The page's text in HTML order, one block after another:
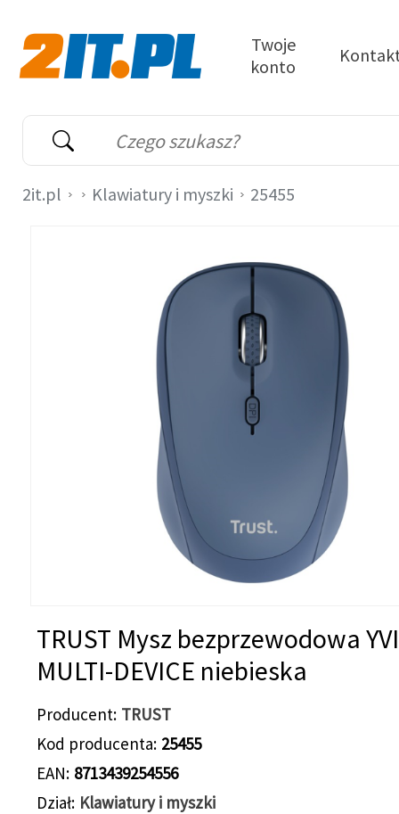
Wyszukiwarka
Słowo kluczowe
Twoje
konto
2it.pl Klawiatury i myszki 25455
TRUST Mysz bezprzewodowa
MULTI-DEVICE niebieska
Producent TRUST
Kod producenta 25455
EAN 8713439254556
Dział Klawiatury i myszki